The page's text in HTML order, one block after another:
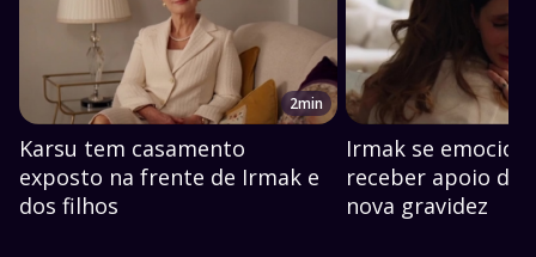
2min
Karsu tem casamento
exposto na frente de Irmak e
dos filhos
Irmak se
receber apoio de
nova gravidez